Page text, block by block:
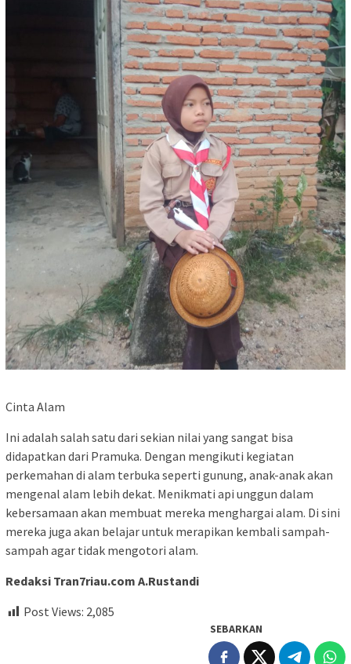
Cinta Alam
Ini adalah salah satu dari sekian nilai yang sangat bisa
didapatkan dari Pramuka. Dengan mengikuti kegiatan
perkemahan di alam terbuka seperti gunung, anak-anak akan
mengenal alam lebih dekat. Menikmati api unggun dalam
kebersamaan akan membuat mereka menghargai alam. Di sini
mereka juga akan belajar untuk merapikan kembali sampah-
sampah agar tidak mengotori alam.
Redaksi Tran7riau.com A.Rustandi
Post Views: 2,085
SEBARKAN